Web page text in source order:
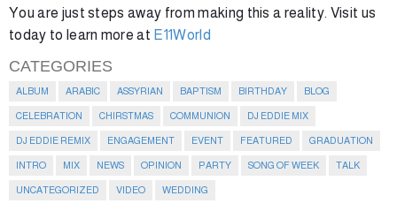
You are just steps away from making this a reality. Visit us
today to learn more at E11World
CATEGORIES
ALBUM ARABIC ASSYRIAN BAPTISM BIRTHDAY BLOG
CELEBRATION CHIRSTMAS COMMUNION DJ EDDIE MIX
DJ EDDIE REMIX ENGAGEMENT EVENT FEATURED GRADUATION
INTRO MIX NEWS OPINION PARTY SONG OF WEEK TALK
UNCATEGORIZED VIDEO WEDDING